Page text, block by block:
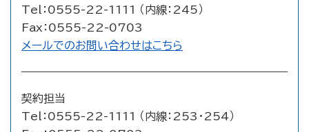
Tel：0555-22-1111 （内線：245）
Fax：0555-22-0703
メールでのお問い合わせはこちら
契約担当
Tel：0555-22-1111 （内線：253・254）